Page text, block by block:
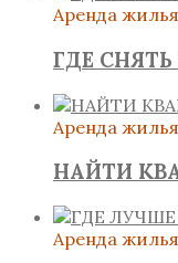
Аренда
ГДЕ
Аренда
НАЙТИ
Аренда